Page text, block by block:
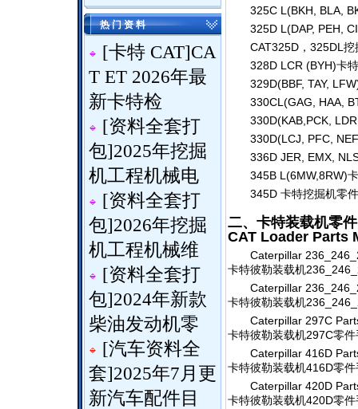
热 门 资 料
[卡特 CAT]CA
T ET 2026年最
新卡特检
[资料全套打
包]2025年挖掘
机工程机械电
[资料全套打
包]2026年挖掘
机工程机械维
[资料全套打
包]2024年新款
柴油发动机零
[汽车资料全
套]2025年7月更
新汽车配件目
325C L(BKH, BLA,
325D L(DAP, PEH,
CAT325D，325DL
328D LCR (BYH)卡
329D(BBF, TAY,
330CL(GAG, HAA,
330D(KAB,PCK,
330D(LCJ, PFC,
336D JER, EMX,
345B L(6MW,8RW)
345D 卡特挖掘机零
二、卡特装载机零
CAT Loader Parts
Caterpillar
卡特彼勒装载机
Caterpillar
卡特彼勒装载机
Caterpillar 297C
卡特彼勒装载机297C零件
Caterpillar 416D
卡特彼勒装载机416D零
Caterpillar 420D
卡特彼勒装载机420D零